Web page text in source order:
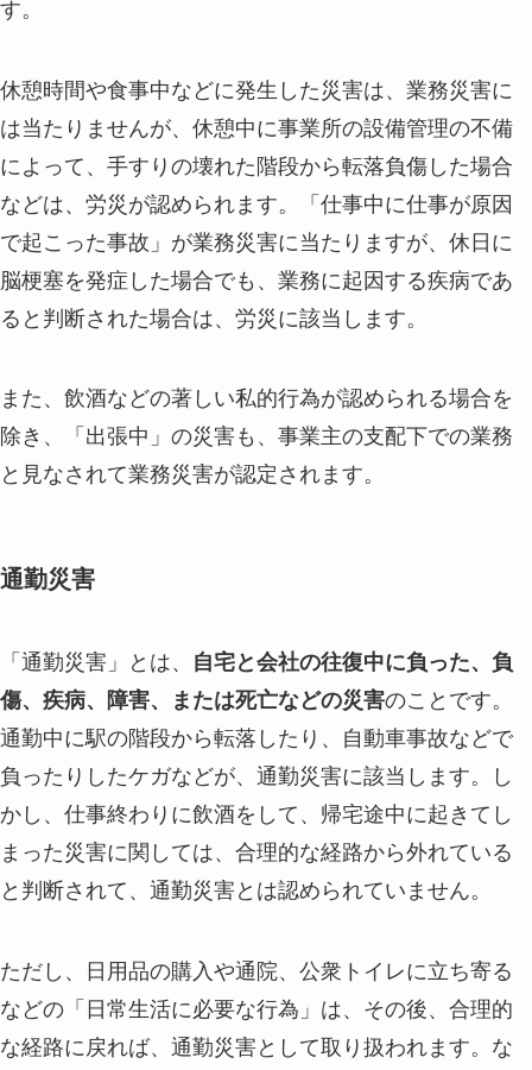
す。
休憩時間や食事中などに発生した災害は、業務災害に
は当たりませんが、休憩中に事業所の設備管理の不備
によって、手すりの壊れた階段から転落負傷した場合
などは、労災が認められます。「仕事中に仕事が原因
で起こった事故」が業務災害に当たりますが、休日に
脳梗塞を発症した場合でも、業務に起因する疾病であ
ると判断された場合は、労災に該当します。
また、飲酒などの著しい私的行為が認められる場合を
除き、「出張中」の災害も、事業主の支配下での業務
と見なされて業務災害が認定されます。
通勤災害
「通勤災害」とは、 自宅と会社の往復中に負った、負
傷、疾病、障害、または死亡などの災害のことです。
通勤中に駅の階段から転落したり、自動車事故などで
負ったりしたケガなどが、通勤災害に該当します。し
かし、仕事終わりに飲酒をして、帰宅途中に起きてし
まった災害に関しては、合理的な経路から外れている
と判断されて、通勤災害とは認められていません。
ただし、日用品の購入や通院、公衆トイレに立ち寄る
などの「日常生活に必要な行為」は、その後、合理的
な経路に戻れば、通勤災害として取り扱われます。な